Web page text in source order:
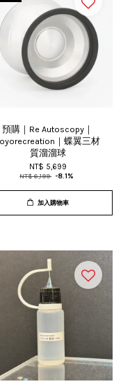
預購｜Re Autoscopy｜
｜蝶翼三材
質溜溜球
NT$ 5,699
NT$ 6,199 -8.1%
加入購物車